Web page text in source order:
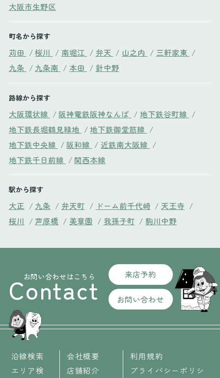
大阪市生野区
町名から探す
苅田 / 桜川 / 南堀江 / 弁天 / 山之内 / 三軒家東 /
九条 / 九条南 / 本田 / 針中野
路線から探す
大阪環状線 / 阪神電鉄阪神なんば / 地下鉄谷町線 /
地下鉄長堀鶴見緑地 / 地下鉄御堂筋線 /
地下鉄中央線 / 阪和線 / 近鉄南大阪線 /
地下鉄千日前線 / 関西本線
駅から探す
大正 / 九条 / 弁天町 / ドーム前千代崎 / 天王寺 /
桜川 / 芦原橋 / 美章園 / 我孫子町 / 駒川中野
お問い合わせはこちら
Contact 来店予約
お問い合わせ
沿線検索
エリア検
会社概要
店舗紹介
利用規約
プライバシーポリシ